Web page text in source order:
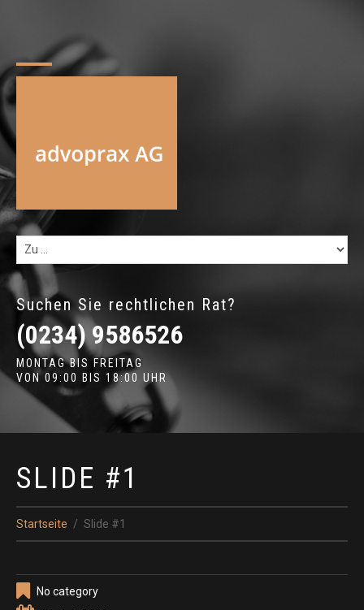
Suchen Sie rechtlichen Rat?
(0234) 9586526
MONTAG BIS FREITAG
VON 09:00 BIS 18:00 UHR
SLIDE #1
Startseite Slide #1
No category